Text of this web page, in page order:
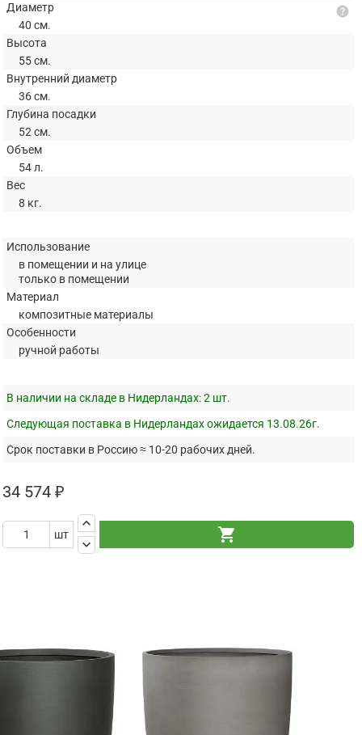
Диаметр
40 см.
Высота
55 см.
Внутренний диаметр
36 см.
Глубина посадки
52 см.
Объем
54 л.
Вес
8 кг.
help
Использование
в помещении и на улице
только в помещении
Материал
композитные материалы
Особенности
ручной работы
В наличии на складе в Нидерландах:2 шт.
Следующая поставка в Нидерландах ожидается 13.08.26г.
Срок поставки в Россию ≈ 10-20 рабочих дней.
34 574 ₽
шт
keyboard_arrow_up
keyboard_arrow_down
shopping_cart